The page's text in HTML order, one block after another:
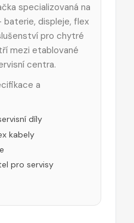
specializovaná na
baterie, displeje, flex
pro chytré
mezi etablované
centra.
a
díly
kabely
pro servisy